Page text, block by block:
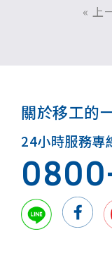
« 上
關於移工的
24小時服務專